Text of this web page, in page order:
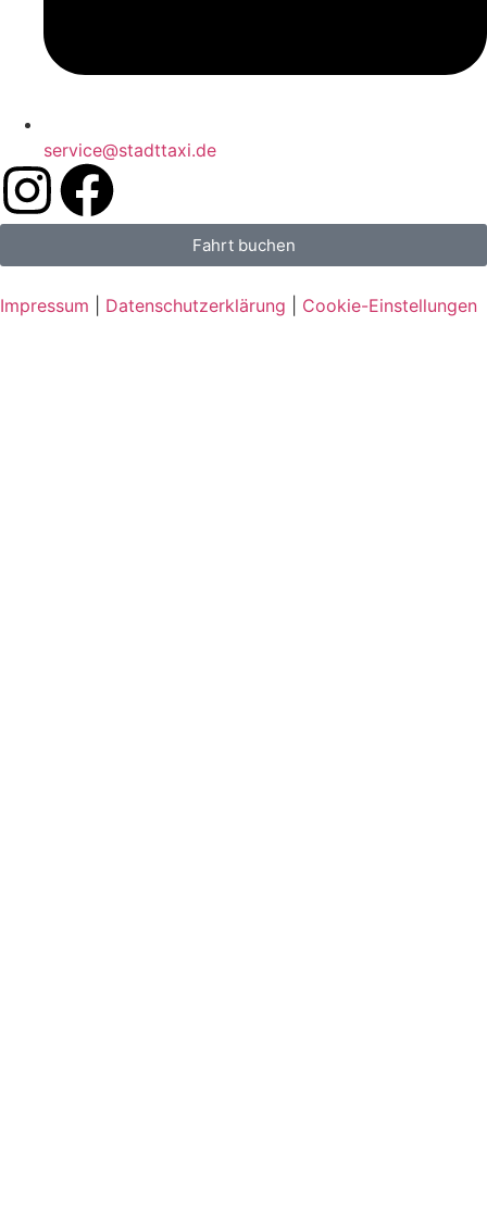
service@stadttaxi.de
Fahrt buchen
Impressum Datenschutzerklärung Cookie-Einstellungen